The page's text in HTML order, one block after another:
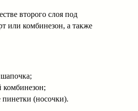
второго слоя под
или комбинезон, а также
комбинезон;
пинетки (носочки).